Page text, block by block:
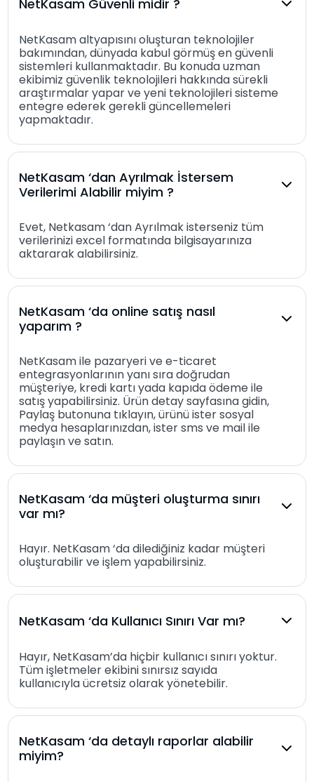
NetKasam Güvenli midir ?
NetKasam altyapısını oluşturan teknolojiler
bakımından, dünyada kabul görmüş en güvenli
sistemleri kullanmaktadır. Bu konuda uzman
ekibimiz güvenlik teknolojileri hakkında sürekli
araştırmalar yapar ve yeni teknolojileri sisteme
entegre ederek gerekli güncellemeleri
yapmaktadır.
NetKasam ‘dan Ayrılmak İstersem
Verilerimi Alabilir miyim ?
Evet, Netkasam ‘dan Ayrılmak isterseniz tüm
verilerinizi excel formatında bilgisayarınıza
aktararak alabilirsiniz.
NetKasam ‘da online satış nasıl
yaparım ?
NetKasam ile pazaryeri ve e-ticaret
entegrasyonlarının yanı sıra doğrudan
müşteriye, kredi kartı yada kapıda ödeme ile
satış yapabilirsiniz. Ürün detay sayfasına gidin,
Paylaş butonuna tıklayın, ürünü ister sosyal
medya hesaplarınızdan, ister sms ve mail ile
paylaşın ve satın.
NetKasam ‘da müşteri oluşturma sınırı
var mı?
Hayır. NetKasam ‘da dilediğiniz kadar müşteri
oluşturabilir ve işlem yapabilirsiniz.
NetKasam ‘da Kullanıcı Sınırı Var mı?
Hayır, NetKasam’da hiçbir kullanıcı sınırı yoktur.
Tüm işletmeler ekibini sınırsız sayıda
kullanıcıyla ücretsiz olarak yönetebilir.
NetKasam ‘da detaylı raporlar alabilir
miyim?